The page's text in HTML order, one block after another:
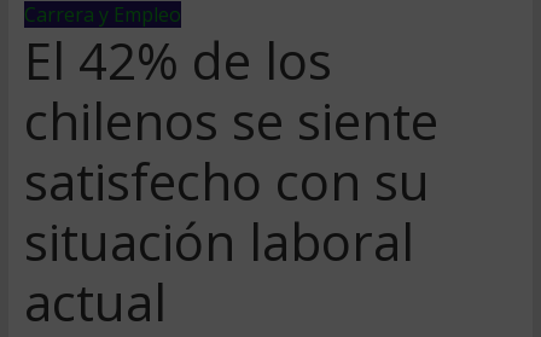
Carrera y Empleo
El 42% de los
chilenos se siente
satisfecho con su
situación laboral
actual